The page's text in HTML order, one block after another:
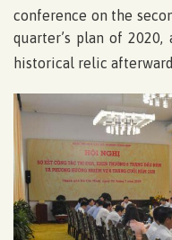
conference on the
quarter’s plan of 2020,
historical relic